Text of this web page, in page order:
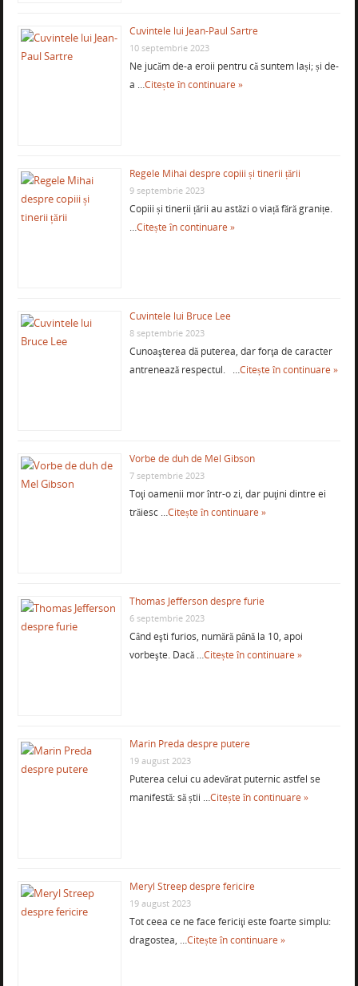
Cuvintele lui Jean-Paul Sartre
10 septembrie 2023
Ne jucăm de-a eroii pentru că suntem lași; și de-
a …Citește în continuare »
Regele Mihai despre copiii și tinerii țării
9 septembrie 2023
Copiii și tinerii țării au astăzi o viață fără granițe.
…Citește în continuare »
Cuvintele lui Bruce Lee
8 septembrie 2023
Cunoaşterea dă puterea, dar forţa de caracter
antrenează respectul. …Citește în continuare »
Vorbe de duh de Mel Gibson
7 septembrie 2023
Toţi oamenii mor într-o zi, dar puţini dintre ei
trăiesc …Citește în continuare »
Thomas Jefferson despre furie
6 septembrie 2023
Când eşti furios, numără până la 10, apoi
vorbeşte. Dacă …Citește în continuare »
Marin Preda despre putere
19 august 2023
Puterea celui cu adevărat puternic astfel se
manifestă: să știi …Citește în continuare »
Meryl Streep despre fericire
19 august 2023
Tot ceea ce ne face fericiţi este foarte simplu:
dragostea, …Citește în continuare »